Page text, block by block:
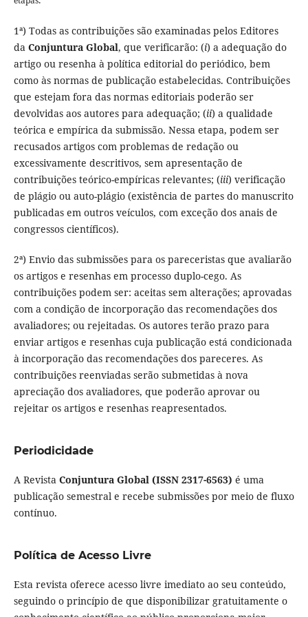
1ª) Todas as contribuições são examinadas pelos Editores
da Conjuntura Global, que verificarão: (i) a adequação do
artigo ou resenha à política editorial do periódico, bem
como às normas de publicação estabelecidas. Contribuições
que estejam fora das normas editoriais poderão ser
devolvidas aos autores para adequação; (ii) a qualidade
teórica e empírica da submissão. Nessa etapa, podem ser
recusados artigos com problemas de redação ou
excessivamente descritivos, sem apresentação de
contribuições teórico-empíricas relevantes; (iii) verificação
de plágio ou auto-plágio (existência de partes do manuscrito
publicadas em outros veículos, com exceção dos anais de
congressos científicos).
2ª) Envio das submissões para os pareceristas que avaliarão
os artigos e resenhas em processo duplo-cego. As
contribuições podem ser: aceitas sem alterações; aprovadas
com a condição de incorporação das recomendações dos
avaliadores; ou rejeitadas. Os autores terão prazo para
enviar artigos e resenhas cuja publicação está condicionada
à incorporação das recomendações dos pareceres. As
contribuições reenviadas serão submetidas à nova
apreciação dos avaliadores, que poderão aprovar ou
rejeitar os artigos e resenhas reapresentados.
Periodicidade
A Revista Conjuntura Global (ISSN 2317-6563) é uma
publicação semestral e recebe submissões por meio de fluxo
contínuo.
Política de Acesso Livre
Esta revista oferece acesso livre imediato ao seu conteúdo,
seguindo o princípio de que disponibilizar gratuitamente o